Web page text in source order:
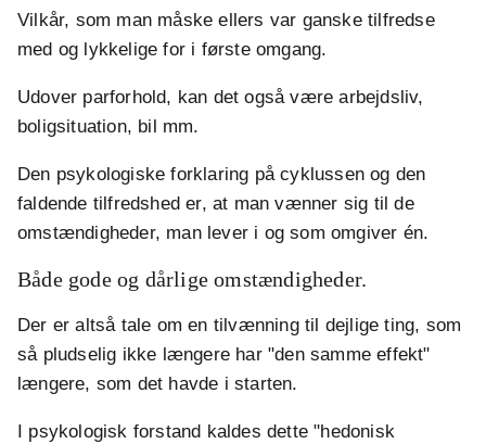
Vilkår, som man måske ellers var ganske tilfredse
med og lykkelige for i første omgang.
Udover parforhold, kan det også være arbejdsliv,
boligsituation, bil mm.
Den psykologiske forklaring på cyklussen og den
faldende tilfredshed er, at man vænner sig til de
omstændigheder, man lever i og som omgiver én.
Både gode og dårlige omstændigheder.
Der er altså tale om en tilvænning til dejlige ting, som
så pludselig ikke længere har "den samme effekt"
længere, som det havde i starten.
I psykologisk forstand kaldes dette "hedonisk